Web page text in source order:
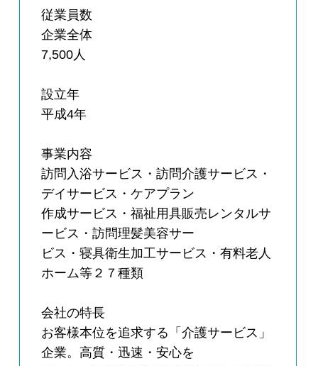
従業員数
企業全体
7,500人
設立年
平成4年
事業内容
訪問入浴サービス・訪問介護サービス・
デイサービス・ケアプラン
作成サービス・福祉用具販売レンタルサ
ービス・訪問理髪美容サー
ビス・寝具衛生加工サービス・有料老人
ホーム等２７種類
会社の特長
お客様本位を追求する「介護サービス」
企業。高質・迅速・安心を